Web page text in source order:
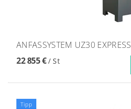
ANFASSYSTEM UZ30 EXPRESS
22 855 €/ St
Tipp